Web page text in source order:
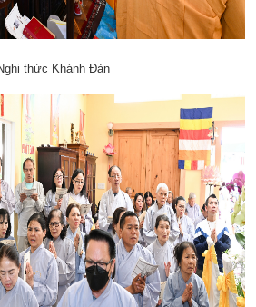
thức Khánh Đản